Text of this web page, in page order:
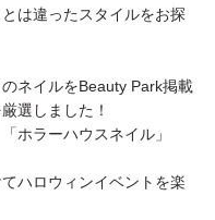
は違ったスタイルをお探
ネイルをBeauty Park掲載
選しました！
ホラーハウスネイル」
ハロウィンイベントを楽